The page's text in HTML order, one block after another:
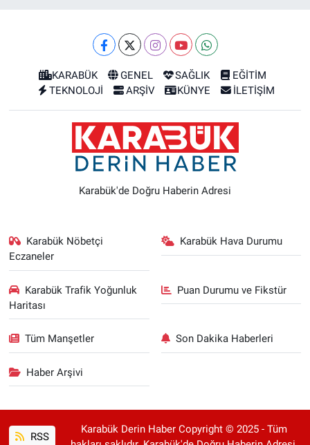
KARABÜK GENEL SAĞLIK
EĞİTİM
TEKNOLOJİ
ARŞİV KÜNYE İLETİŞİM
Karabük'de Doğru Haberin Adresi
Karabük Nöbetçi
Eczaneler
Karabük Hava Durumu
Karabük Trafik Yoğunluk
Haritası
Puan Durumu ve Fikstür
Tüm Manşetler Son Dakika Haberleri
Haber Arşivi
RSS
Karabük Derin Haber Copyright © 2025 - Tüm